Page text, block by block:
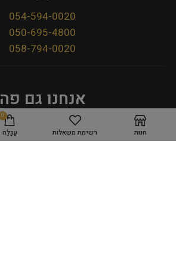
054-594-0020
050-695-4800
058-794-0020
אנחנו גם פה
חנות רשימת משאלות
0
עֲגָלָה